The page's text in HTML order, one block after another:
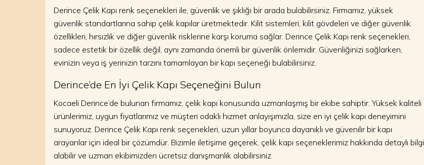
Derince Çelik Kapı renk seçenekleri ile, güvenlik ve şıklığı bir arada bulabilirsiniz. Firmamız, yüksek
güvenlik standartlarına sahip çelik kapılar üretmektedir. Kilit sistemleri, kilit gövdeleri ve diğer güvenlik
özellikleri, hırsızlık ve diğer güvenlik risklerine karşı koruma sağlar. Derince Çelik Kapı renk seçenekleri,
sadece estetik bir özellik değil, aynı zamanda önemli bir güvenlik önlemidir. Güvenliğinizi sağlarken,
evinizin veya iş yerinizin tarzını tamamlayan bir kapı seçeneği bulabilirsiniz.
Derince’de En İyi Çelik Kapı Seçeneğini Bulun
Kocaeli Derince’de bulunan firmamız, çelik kapı konusunda uzmanlaşmış bir ekibe sahiptir. Yüksek kaliteli
ürünlerimiz, uygun fiyatlarımız ve müşteri odaklı hizmet anlayışımızla, size en iyi çelik kapı deneyimini
sunuyoruz. Derince Çelik Kapı renk seçenekleri, uzun yıllar boyunca dayanıklı ve güvenilir bir kapı
arayanlar için ideal bir çözümdür. Bizimle iletişime geçerek, çelik kapı seçeneklerimiz hakkında detaylı bilgi
alabilir ve uzman ekibimizden ücretsiz danışmanlık alabilirsiniz.